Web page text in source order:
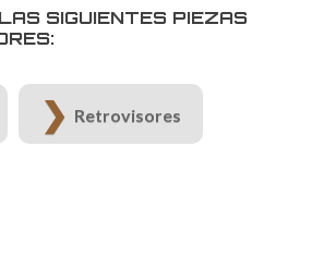
SIGUIENTES PIEZAS
Retrovisores